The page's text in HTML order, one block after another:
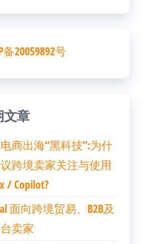
备20059892号
文章
商出海“黑科技”:为什
跨境卖家关注与使用
/ Copilot?
面向跨境贸易、B2B及
卖家